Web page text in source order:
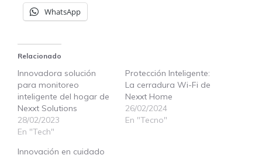
WhatsApp
Relacionado
Innovadora solución
para monitoreo
inteligente del hogar de
Nexxt Solutions
28/02/2023
En "Tech"
Protección Inteligente:
La cerradura Wi-Fi de
Nexxt Home
26/02/2024
En "Tecno"
Innovación en cuidado